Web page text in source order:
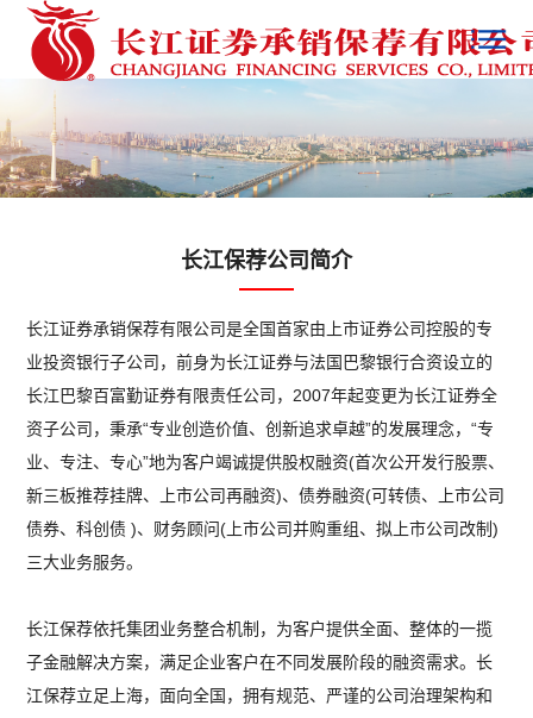
长江保荐公司简介
长江证券承销保荐有限公司是全国首家由上市证券公司控股的专
业投资银行子公司，前身为长江证券与法国巴黎银行合资设立的
长江巴黎百富勤证券有限责任公司，2007年起变更为长江证券全
资子公司，秉承“专业创造价值、创新追求卓越”的发展理念，“专
业、专注、专心”地为客户竭诚提供股权融资(首次公开发行股票、
新三板推荐挂牌、上市公司再融资)、债券融资(可转债、上市公司
债券、科创债 )、财务顾问(上市公司并购重组、拟上市公司改制)
三大业务服务。
长江保荐依托集团业务整合机制，为客户提供全面、整体的一揽
子金融解决方案，满足企业客户在不同发展阶段的融资需求。长
江保荐立足上海，面向全国，拥有规范、严谨的公司治理架构和